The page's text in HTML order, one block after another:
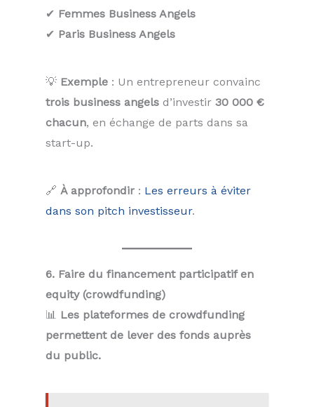
✔ Femmes Business Angels
✔ Paris Business Angels
💡 Exemple : Un entrepreneur convainc
trois business angels d’investir 30 000 €
chacun, en échange de parts dans sa
start-up.
🔗 À approfondir : Les erreurs à éviter
dans son pitch investisseur.
6. Faire du financement participatif en
equity (crowdfunding)
📊 Les plateformes de crowdfunding
permettent de lever des fonds auprès
du public.